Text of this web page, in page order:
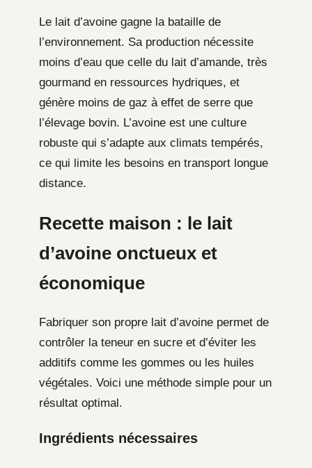
Le lait d’avoine gagne la bataille de
l’environnement. Sa production nécessite
moins d’eau que celle du lait d’amande, très
gourmand en ressources hydriques, et
génère moins de gaz à effet de serre que
l’élevage bovin. L’avoine est une culture
robuste qui s’adapte aux climats tempérés,
ce qui limite les besoins en transport longue
distance.
Recette maison : le lait
d’avoine onctueux et
économique
Fabriquer son propre lait d’avoine permet de
contrôler la teneur en sucre et d’éviter les
additifs comme les gommes ou les huiles
végétales. Voici une méthode simple pour un
résultat optimal.
Ingrédients nécessaires